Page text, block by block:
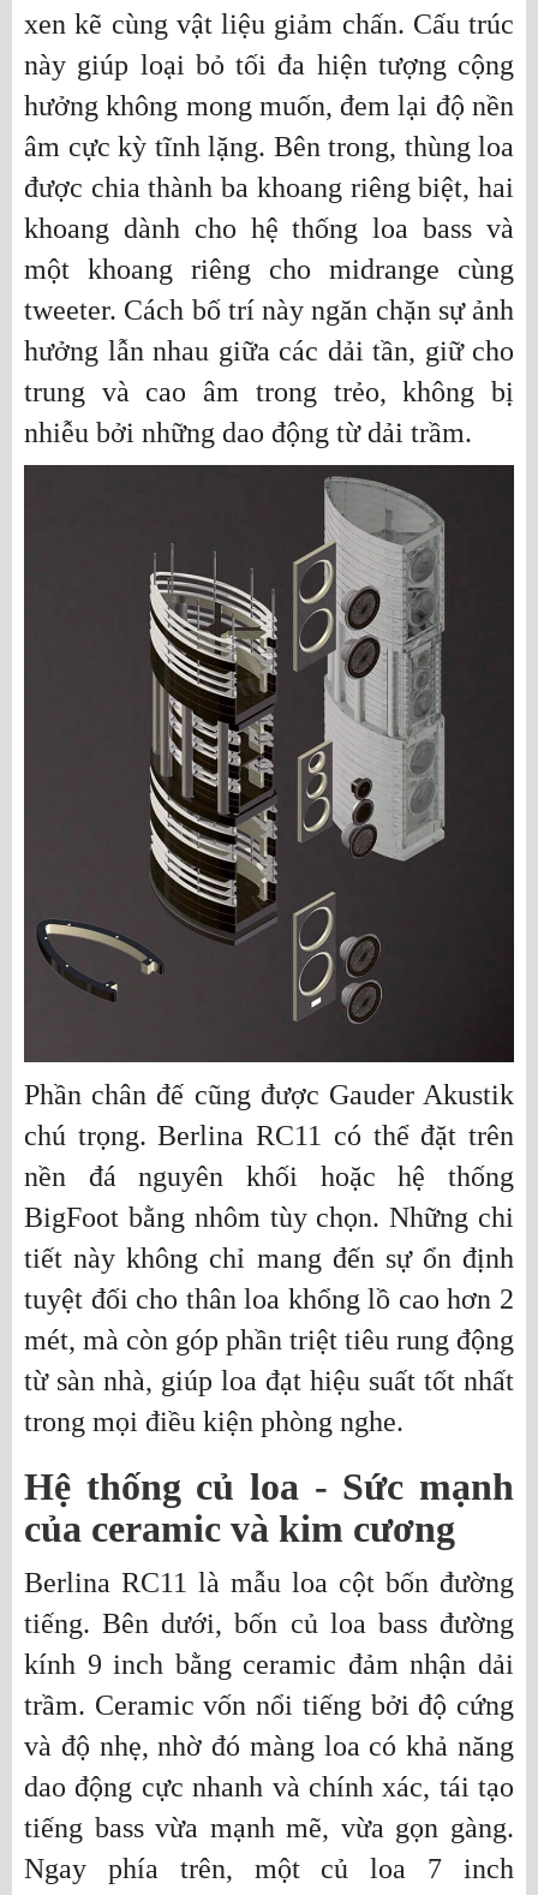
xen kẽ cùng vật liệu giảm chấn. Cấu trúc
này giúp loại bỏ tối đa hiện tượng cộng
hưởng không mong muốn, đem lại độ nền
âm cực kỳ tĩnh lặng. Bên trong, thùng loa
được chia thành ba khoang riêng biệt, hai
khoang dành cho hệ thống loa bass và
một khoang riêng cho midrange cùng
tweeter. Cách bố trí này ngăn chặn sự ảnh
hưởng lẫn nhau giữa các dải tần, giữ cho
trung và cao âm trong trẻo, không bị
nhiễu bởi những dao động từ dải trầm.
Phần chân đế cũng được Gauder Akustik
chú trọng. Berlina RC11 có thể đặt trên
nền đá nguyên khối hoặc hệ thống
BigFoot bằng nhôm tùy chọn. Những chi
tiết này không chỉ mang đến sự ổn định
tuyệt đối cho thân loa khổng lồ cao hơn 2
mét, mà còn góp phần triệt tiêu rung động
từ sàn nhà, giúp loa đạt hiệu suất tốt nhất
trong mọi điều kiện phòng nghe.
Hệ thống củ loa - Sức mạnh
của ceramic và kim cương
Berlina RC11 là mẫu loa cột bốn đường
tiếng. Bên dưới, bốn củ loa bass đường
kính 9 inch bằng ceramic đảm nhận dải
trầm. Ceramic vốn nổi tiếng bởi độ cứng
và độ nhẹ, nhờ đó màng loa có khả năng
dao động cực nhanh và chính xác, tái tạo
tiếng bass vừa mạnh mẽ, vừa gọn gàng.
Ngay phía trên, một củ loa 7 inch